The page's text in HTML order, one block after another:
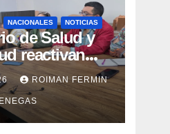
NACIONALES NOTICIAS
de Salud y
reactivan
la vigilancia
y el
ROIMAN FERMIN